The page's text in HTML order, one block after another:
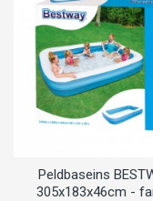
Peldbaseins
305x183x46cm -